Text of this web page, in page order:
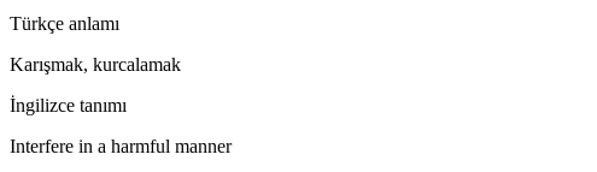
Türkçe anlamı
Karışmak, kurcalamak
İngilizce tanımı
Interfere in a harmful manner